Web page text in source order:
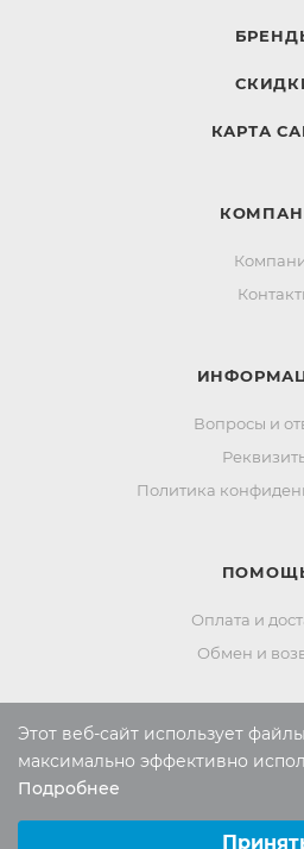
КАРТА
Вопросы и
Политика
Оплата и
Обмен и
Россия:8 (800)
Отдел продаж:info
Этот веб-сайт использует
максимально эффективно
Подробнее